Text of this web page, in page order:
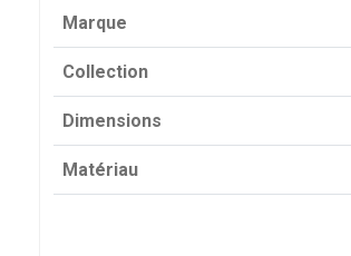
Marque
Collection
Dimensions
Matériau